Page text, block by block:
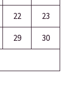
22
23
29
30